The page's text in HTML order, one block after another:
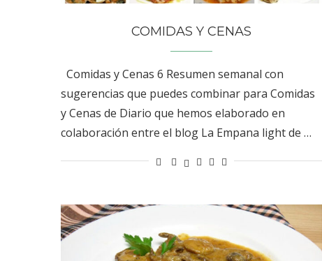
COMIDAS Y CENAS
Comidas y Cenas 6 Resumen semanal con
sugerencias que puedes combinar para Comidas
y Cenas de Diario que hemos elaborado en
colaboración entre el blog La Empana light de …